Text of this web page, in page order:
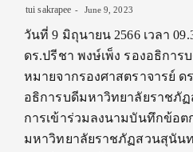
tui sakrapee June 9, 2023
วันที่ 9 มิถุนายน 2566 เวลา
ดร.ปรีชา พงษ์เพ็ง รองอธิการ
หมายจากรองศาสตราจารย์
อธิการบดีมหาวิทยาลัยราชภั
การเข้าร่วมลงนามบันทึกข้อต
มหาวิทยาลัยราชภัฏสวนสุนัน